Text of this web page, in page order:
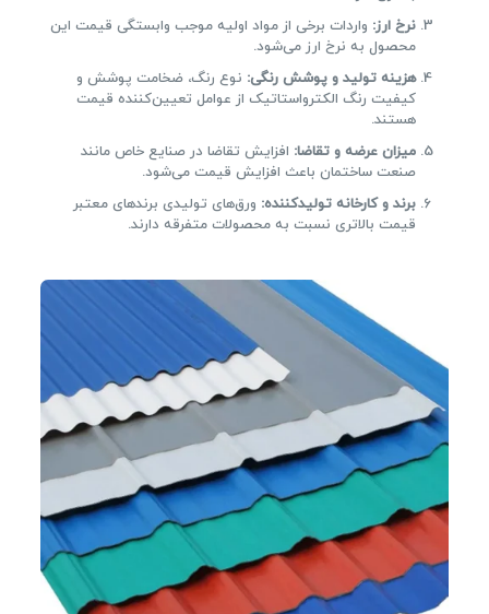
نرخ ارز: واردات برخی از مواد اولیه موجب وابستگی قیمت این
محصول به نرخ ارز می‌شود.
هزینه تولید و پوشش رنگی: نوع رنگ، ضخامت پوشش و
کیفیت رنگ الکترواستاتیک از عوامل تعیین‌کننده قیمت
هستند.
میزان عرضه و تقاضا: افزایش تقاضا در صنایع خاص مانند
صنعت ساختمان باعث افزایش قیمت می‌شود.
برند و کارخانه تولیدکننده: ورق‌های تولیدی برندهای معتبر
قیمت بالاتری نسبت به محصولات متفرقه دارند.